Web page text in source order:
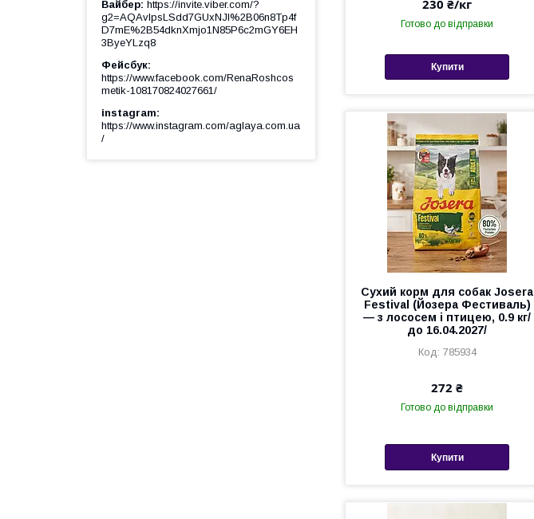
230 ₴/кг
Готово до відправки
Купити
Сухий корм для собак Josera
Festival (Йозера Фестиваль)
— з лососем і птицею, 0.9 кг/
до 16.04.2027/
785934
272 ₴
Готово до відправки
Купити
Вайбер https://invite.viber.com/?
g2=AQAvlpsLSdd7GUxNJl%2B06n8Tp4f
D7mE%2B54dknXmjo1N85P6c2mGY6EH
3ByeYLzq8
Фейсбук
https://www.facebook.com/RenaRoshcos
metik-108170824027661/
instagram
https://www.instagram.com/aglaya.com.ua
/